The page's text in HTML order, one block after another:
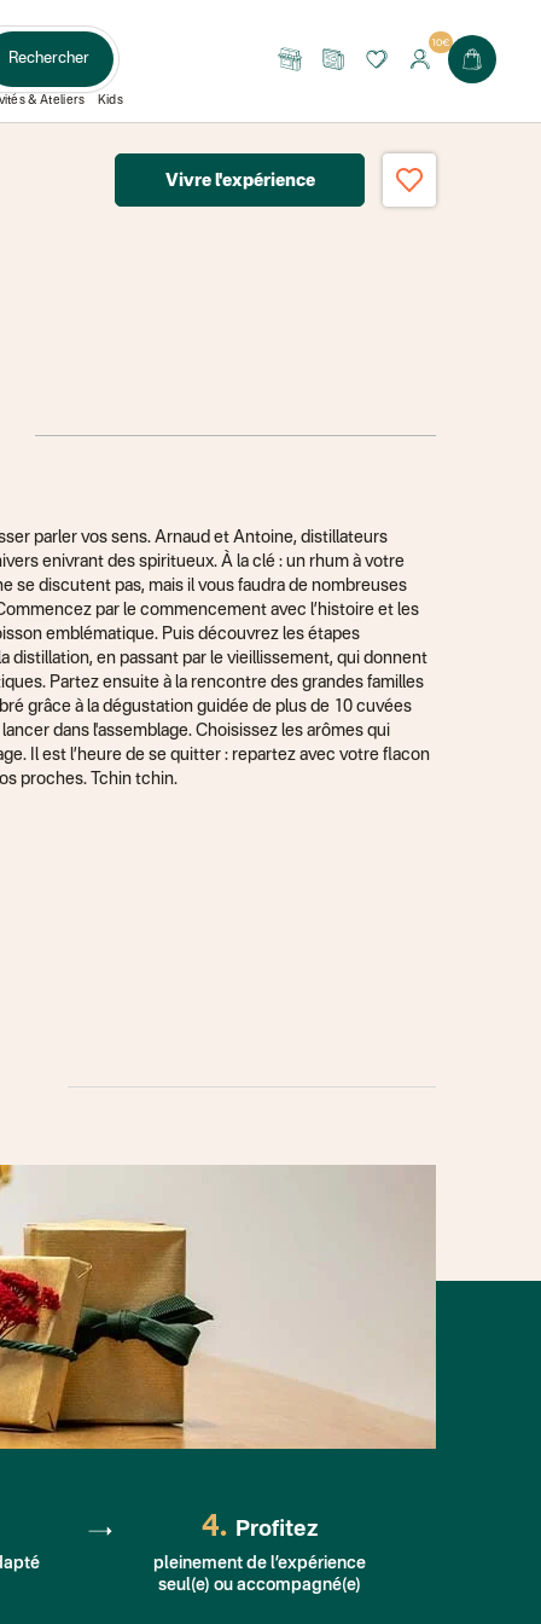
Rechercher
Nos
Le
10€
& Ateliers Kids89,00 €
Vivre l'expérience
secrets du rhum.
parler vos sens. Arnaud et Antoine, distillateurs
enivrant des spiritueux. À la clé : un rhum à votre
se discutent pas, mais il vous faudra de nombreuses
par le commencement avec l’histoire et les
emblématique. Puis découvrez les étapes
distillation, en passant par le vieillissement, qui donnent
Partez ensuite à la rencontre des grandes familles
grâce à la dégustation guidée de plus de 10 cuvées
dans l'assemblage. Choisissez les arômes qui
Il est l’heure de se quitter : repartez avec votre flacon
proches. Tchin tchin.
4. Profitez
pleinement de l’expérience
seul(e) ou accompagné(e)